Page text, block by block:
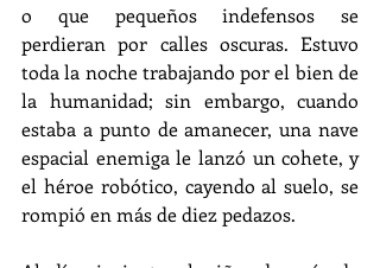
o que pequeños indefensos se
perdieran por calles oscuras. Estuvo
toda la noche trabajando por el bien de
la humanidad; sin embargo, cuando
estaba a punto de amanecer, una nave
espacial enemiga le lanzó un cohete, y
el héroe robótico, cayendo al suelo, se
rompió en más de diez pedazos.